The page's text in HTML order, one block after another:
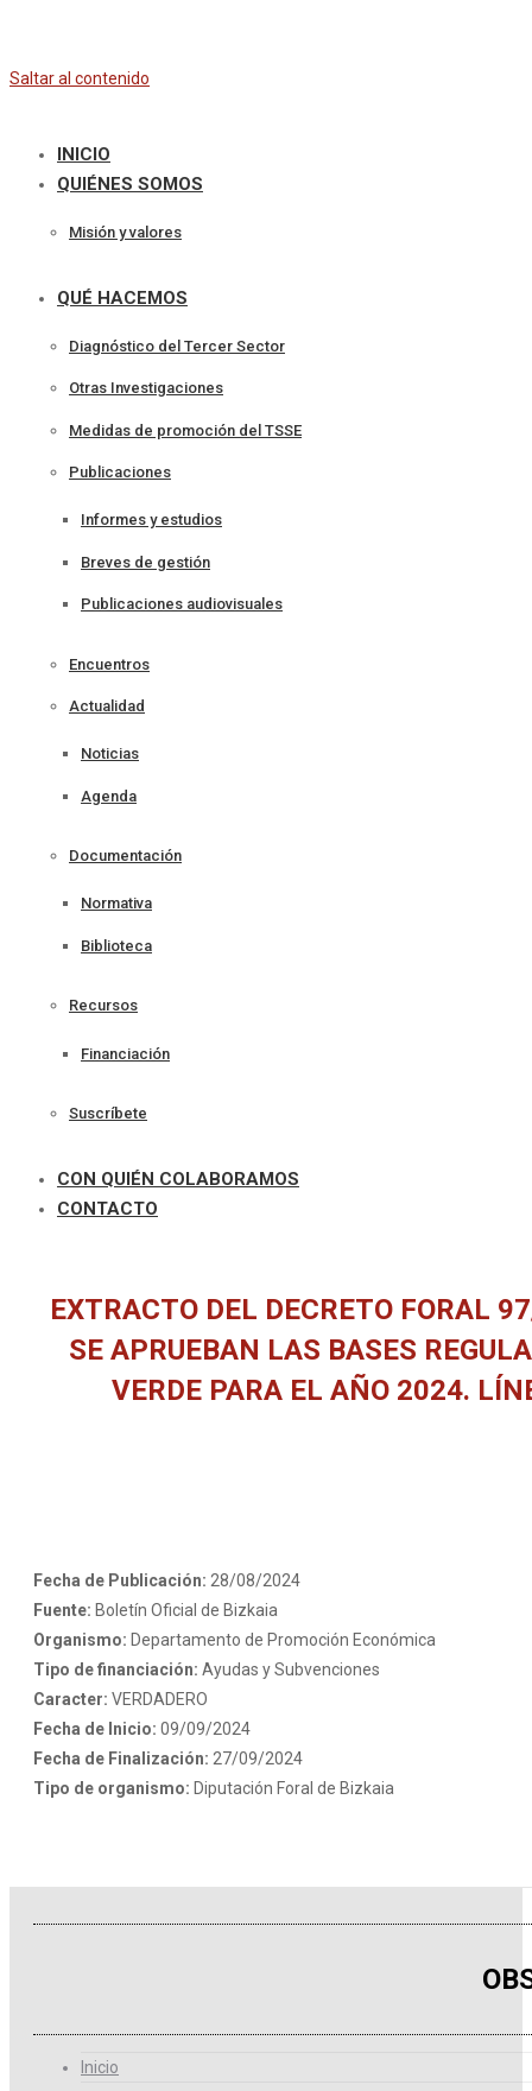
Saltar al contenido
INICIO
QUIÉNES SOMOS
Misión y valores
QUÉ HACEMOS
Diagnóstico del Tercer Sector
Otras Investigaciones
Medidas de promoción del TSSE
Publicaciones
Informes y estudios
Breves de gestión
Publicaciones audiovisuales
Encuentros
Actualidad
Noticias
Agenda
Documentación
Normativa
Biblioteca
Recursos
Financiación
Suscríbete
CON QUIÉN COLABORAMOS
CONTACTO
EXTRACTO DEL DECRETO FORAL
SE APRUEBAN LAS BASES
VERDE PARA EL AÑO 2024.
Fecha de Publicación: 28/08/2024
Fuente: Boletín Oficial de Bizkaia
Organismo: Departamento de Promoción Económica
Tipo de financiación: Ayudas y Subvenciones
Caracter: VERDADERO
Fecha de Inicio: 09/09/2024
Fecha de Finalización: 27/09/2024
Tipo de organismo: Diputación Foral de Bizkaia
Inicio